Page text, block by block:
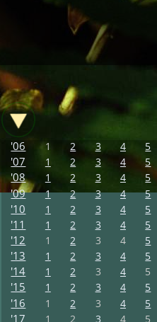
'06 1 2 3 4 5
'07 1 2 3 4 5
'08 1 2 3 4 5
'09 1 2 3 4 5
'10 1 2 3 4 5
'11 1 2 3 4 5
'12 1 2 3 4 5
'13 1 2 3 4 5
'14 1 2 3 4 5
'15 1 2 3 4 5
'16 1 2 3 4 5
'17 1 2 3 4 5